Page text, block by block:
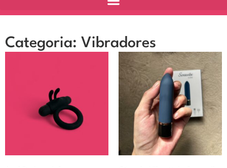
Categoria: Vibradores